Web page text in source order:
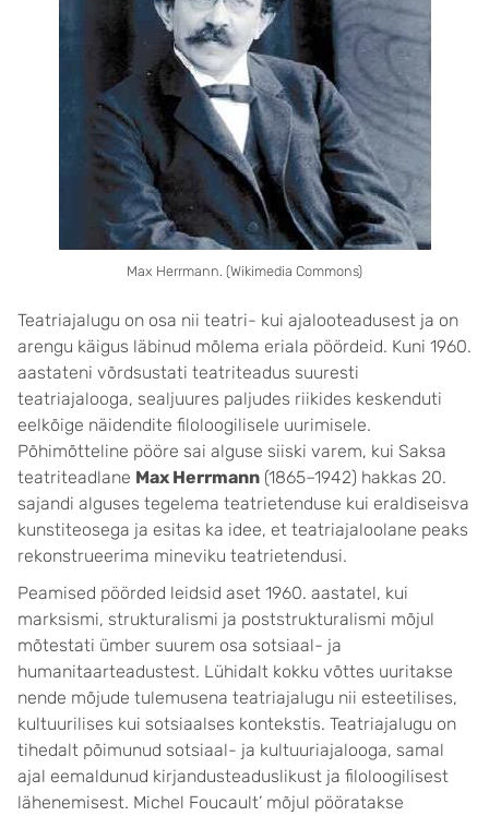
Max Herrmann. (Wikimedia Commons)
Teatriajalugu on osa nii teatri- kui ajalooteadusest ja on
arengu käigus läbinud mõlema eriala pöördeid. Kuni 1960.
aastateni võrdsustati teatriteadus suuresti
teatriajalooga, sealjuures paljudes riikides keskenduti
eelkõige näidendite filoloogilisele uurimisele.
Põhimõtteline pööre sai alguse siiski varem, kui Saksa
teatriteadlane Max Herrmann (1865–1942) hakkas 20.
sajandi alguses tegelema teatrietenduse kui eraldiseisva
kunstiteosega ja esitas ka idee, et teatriajaloolane peaks
rekonstrueerima mineviku teatrietendusi.
Peamised pöörded leidsid aset 1960. aastatel, kui
marksismi, strukturalismi ja poststrukturalismi mõjul
mõtestati ümber suurem osa sotsiaal- ja
humanitaarteadustest. Lühidalt kokku võttes uuritakse
nende mõjude tulemusena teatriajalugu nii esteetilises,
kultuurilises kui sotsiaalses kontekstis. Teatriajalugu on
tihedalt põimunud sotsiaal- ja kultuuriajalooga, samal
ajal eemaldunud kirjandusteaduslikust ja filoloogilisest
lähenemisest. Michel Foucault’ mõjul pööratakse